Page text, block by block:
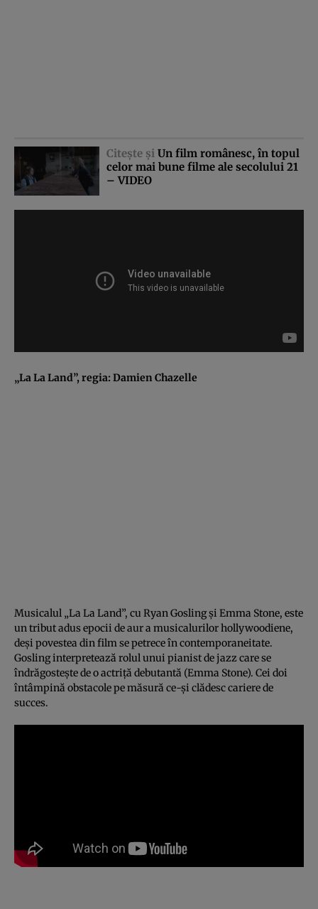
Citeşte şi Un film românesc, în topul
celor mai bune filme ale secolului 21
– VIDEO
„La La Land”, regia: Damien Chazelle
Musicalul „La La Land”, cu Ryan Gosling şi Emma Stone, este
un tribut adus epocii de aur a musicalurilor hollywoodiene,
deşi povestea din film se petrece în contemporaneitate.
Gosling interpretează rolul unui pianist de jazz care se
îndrăgosteşte de o actriţă debutantă (Emma Stone). Cei doi
întâmpină obstacole pe măsură ce-şi clădesc cariere de
succes.